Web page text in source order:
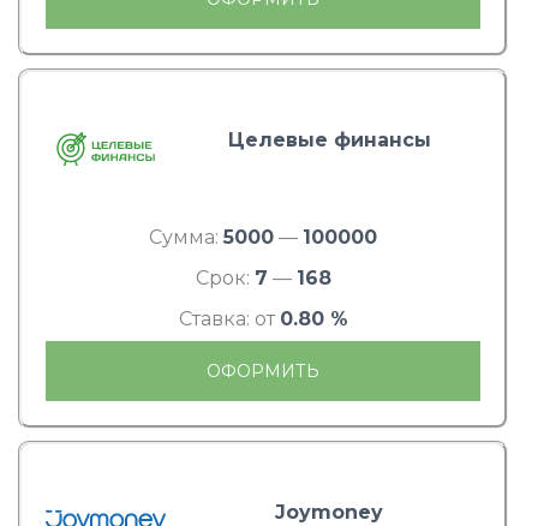
Целевые финансы
Сумма: 5000 — 100000
Срок: 7 — 168
Ставка: от 0.80 %
ОФОРМИТЬ
Joymoney